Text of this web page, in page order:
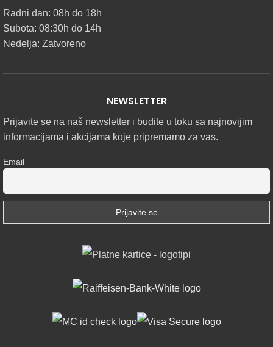
Radni dan: 08h do 18h
Subota: 08:30h do 14h
Nedelja: Zatvoreno
NEWSLETTER
Prijavite se na naš newsletter i budite u toku sa najnovijim
informacijama i akcijama koje pripremamo za vas.
Email